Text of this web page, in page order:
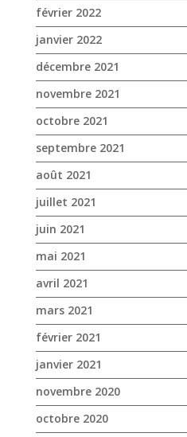
septembre 2021
août 2021
juillet 2021
juin 2021
mai 2021
avril 2021
mars 2021
février 2021
janvier 2021
novembre 2020
octobre 2020
septembre 2020
août 2020
juillet 2020
juin 2020
mai 2020